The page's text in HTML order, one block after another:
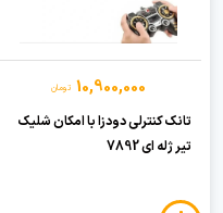
10,900,000 تومان
تانک کنترلی دودزا با امکان شلیک
تیر ژله ای 7892